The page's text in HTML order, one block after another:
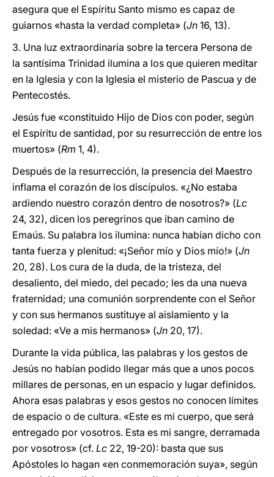
asegura que el Espíritu Santo mismo es capaz de
guiarnos «hasta la verdad completa» (Jn 16, 13).
3. Una luz extraordinaria sobre la tercera Persona de
la santísima Trinidad ilumina a los que quieren meditar
en la Iglesia y con la Iglesia el misterio de Pascua y de
Pentecostés.
Jesús fue «constituido Hijo de Dios con poder, según
el Espíritu de santidad, por su resurrección de entre los
muertos» (Rm 1, 4).
Después de la resurrección, la presencia del Maestro
inflama el corazón de los discípulos. «¿No estaba
ardiendo nuestro corazón dentro de nosotros?» (Lc
24, 32), dicen los peregrinos que iban camino de
Emaús. Su palabra los ilumina: nunca habían dicho con
tanta fuerza y plenitud: «¡Señor mío y Dios mío!» (Jn
20, 28). Los cura de la duda, de la tristeza, del
desaliento, del miedo, del pecado; les da una nueva
fraternidad; una comunión sorprendente con el Señor
y con sus hermanos sustituye al aislamiento y la
soledad: «Ve a mis hermanos» (Jn 20, 17).
Durante la vida pública, las palabras y los gestos de
Jesús no habían podido llegar más que a unos pocos
millares de personas, en un espacio y lugar definidos.
Ahora esas palabras y esos gestos no conocen límites
de espacio o de cultura. «Este es mi cuerpo, que será
entregado por vosotros. Esta es mi sangre, derramada
por vosotros» (cf. Lc 22, 19-20): basta que sus
Apóstoles lo hagan «en conmemoración suya», según